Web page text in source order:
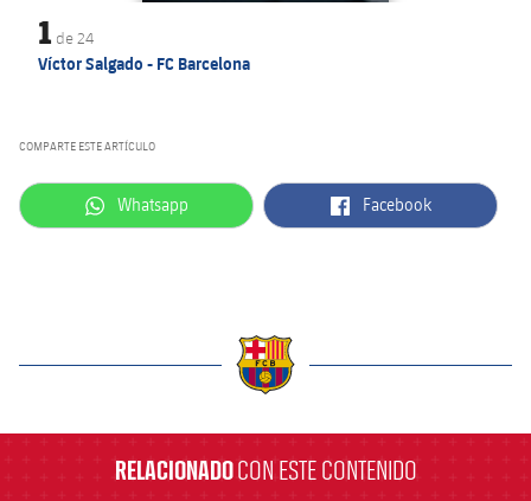
1 de 24
Víctor Salgado - FC Barcelona
COMPARTE ESTE ARTÍCULO
label.aria.whatsapp
Whatsapp label.aria.facebook
Facebook
RELACIONADOCON ESTE CONTENIDO